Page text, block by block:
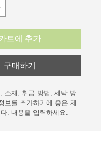
트에 추가
구매하기
소재, 취급 방법, 세탁 방
보를 추가하기에 좋은 제
. 내용을 입력하세요.